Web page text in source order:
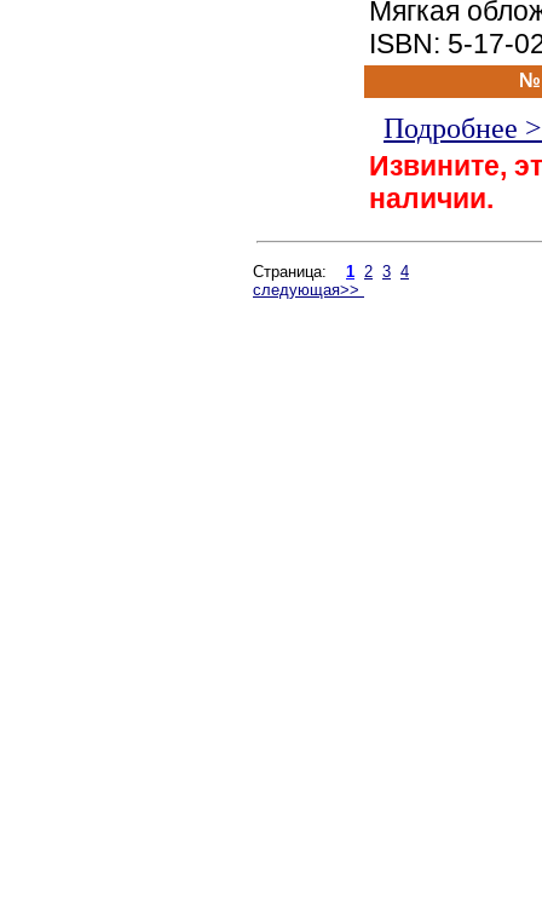
Мягкая
ISBN: 5-17-
Подробнее
Извините,
наличии.
Страница: 1 2 3 4
следующая>>